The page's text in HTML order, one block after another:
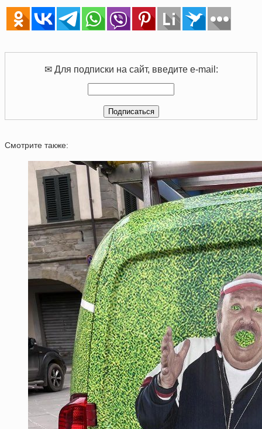
✉ Для подписки на сайт, введите e-mail:
Смотрите также: